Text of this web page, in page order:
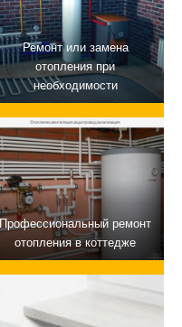
Ремонт или замена
отопления при
необходимости
Профессиональный ремонт
отопления в коттедже